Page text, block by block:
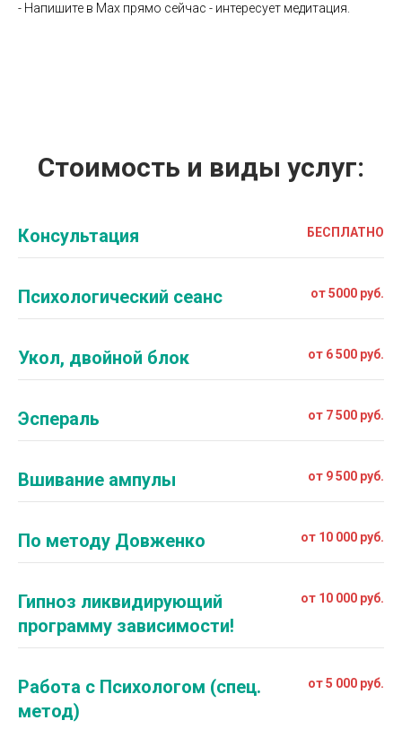
- Напишите в Мах прямо сейчас - интересует медитация.
Стоимость и виды услуг:
Консультация БЕСПЛАТНО
Психологический сеанс от 5000 руб.
Укол, двойной блок от 6 500 руб.
Эспераль от 7 500 руб.
Вшивание ампулы от 9 500 руб.
По методу Довженко от 10 000 руб.
Гипноз ликвидирующий
программу зависимости!
от 10 000 руб.
Работа с Психологом (спец.
метод)
от 5 000 руб.